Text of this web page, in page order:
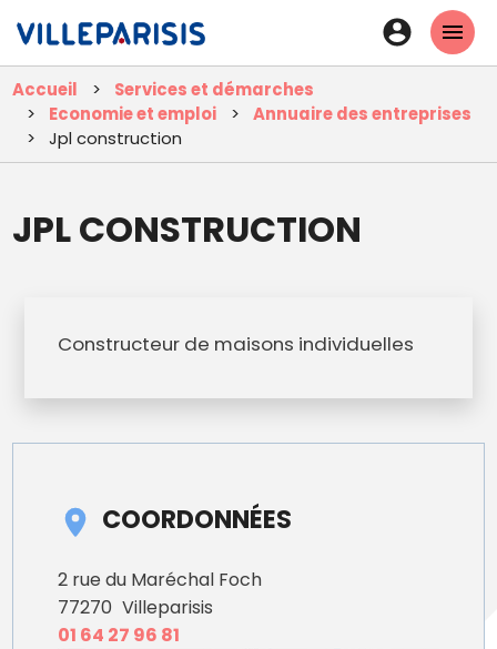
contenu
principal
En-
tête
-
Accueil
Services et démarches
Economie et emploi
Annuaire des entreprises
Jpl construction
JPL CONSTRUCTION
Constructeur de maisons individuelles
COORDONNÉES
2 rue du Maréchal Foch
77270 Villeparisis
01 64 27 96 81